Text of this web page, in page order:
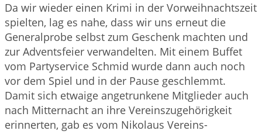
Da wir wieder einen Krimi in der Vorweihnachtszeit
spielten, lag es nahe, dass wir uns erneut die
Generalprobe selbst zum Geschenk machten und
zur Adventsfeier verwandelten. Mit einem Buffet
vom Partyservice Schmid wurde dann auch noch
vor dem Spiel und in der Pause geschlemmt.
Damit sich etwaige angetrunkene Mitglieder auch
nach Mitternacht an ihre Vereinszugehörigkeit
erinnerten, gab es vom Nikolaus Vereins-